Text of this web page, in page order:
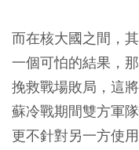
而在核大國之間，
一個可怕的結果，
挽救戰場敗局，這
蘇冷戰期間雙方軍
更不針對另一方使